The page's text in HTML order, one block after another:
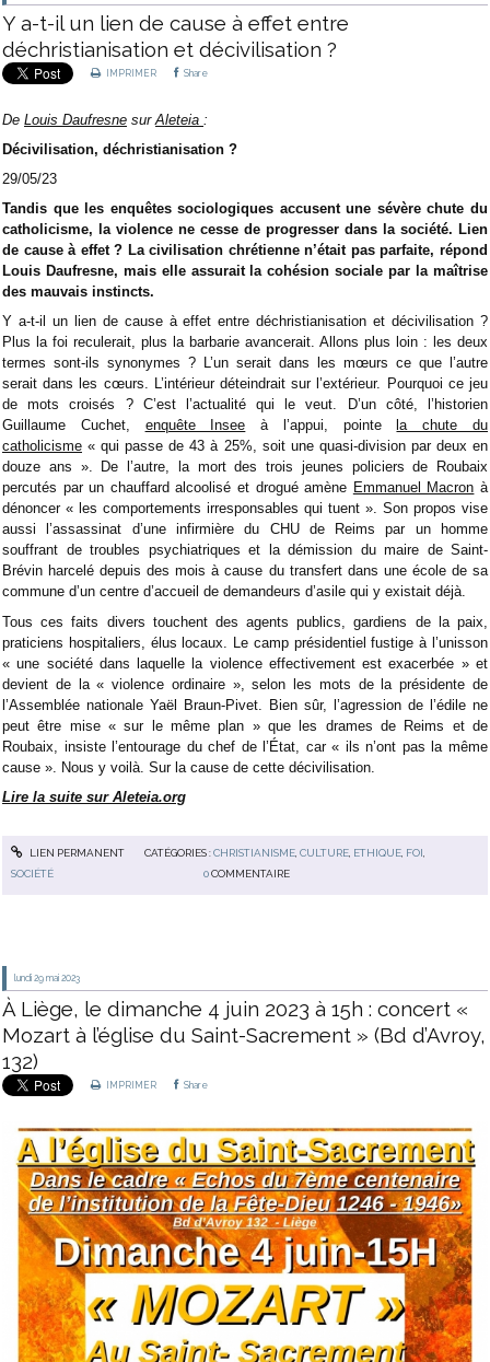
Y a-t-il un lien de cause à effet entre
déchristianisation et décivilisation ?
IMPRIMER Share
De Louis Daufresne sur Aleteia :
Décivilisation, déchristianisation ?
29/05/23
Tandis que les enquêtes sociologiques accusent une sévère chute du
catholicisme, la violence ne cesse de progresser dans la société. Lien
de cause à effet ? La civilisation chrétienne n’était pas parfaite, répond
Louis Daufresne, mais elle assurait la cohésion sociale par la maîtrise
des mauvais instincts.
Y a-t-il un lien de cause à effet entre déchristianisation et décivilisation ?
Plus la foi reculerait, plus la barbarie avancerait. Allons plus loin : les deux
termes sont-ils synonymes ? L’un serait dans les mœurs ce que l’autre
serait dans les cœurs. L’intérieur déteindrait sur l’extérieur. Pourquoi ce jeu
de mots croisés ? C’est l’actualité qui le veut. D’un côté, l’historien
Guillaume Cuchet, enquête Insee à l’appui, pointe
la chute du
catholicisme « qui passe de 43 à 25%, soit une quasi-division par deux en
douze ans ». De l’autre, la mort des trois jeunes policiers de Roubaix
percutés par un chauffard alcoolisé et drogué amène Emmanuel Macron à
dénoncer « les comportements irresponsables qui tuent ». Son propos vise
aussi l’assassinat d’une infirmière du CHU de Reims par un homme
souffrant de troubles psychiatriques et la démission du maire de Saint-
Brévin harcelé depuis des mois à cause du transfert dans une école de sa
commune d’un centre d’accueil de demandeurs d’asile qui y existait déjà.
Tous ces faits divers touchent des agents publics, gardiens de la paix,
praticiens hospitaliers, élus locaux. Le camp présidentiel fustige à l’unisson
« une société dans laquelle la violence effectivement est exacerbée » et
devient de la « violence ordinaire », selon les mots de la présidente de
l’Assemblée nationale Yaël Braun-Pivet. Bien sûr, l’agression de l’édile ne
peut être mise « sur le même plan » que les drames de Reims et de
Roubaix, insiste l’entourage du chef de l’État, car « ils n’ont pas la même
cause ». Nous y voilà. Sur la cause de cette décivilisation.
Lire la suite sur Aleteia.org
LIEN PERMANENT CATÉGORIES :CHRISTIANISME, CULTURE, ETHIQUE, FOI,
SOCIÉTÉ
0 COMMENTAIRE
lundi 29 mai 2023
À Liège, le dimanche 4 juin 2023 à 15h : concert «
Mozart à l’église du Saint-Sacrement » (Bd d’Avroy,
132)
IMPRIMER Share